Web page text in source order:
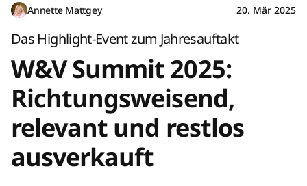
Annette Mattgey 20. Mär 2025
Das Highlight-Event zum Jahresauftakt
W&V Summit 2025:
Richtungsweisend,
relevant und restlos
ausverkauft